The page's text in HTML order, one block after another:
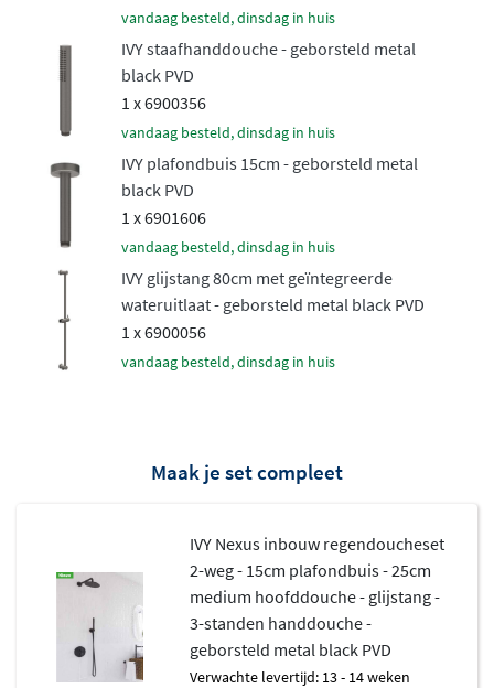
tussen bevestiging via een wandarm of plafondbuis in
verschillende lengtes. Zo creëer je een doucheoplossing
die perfect past bij jouw badkamer en douchebeleving.
Compleet met handdouche en
doucheslang
De set wordt geleverd met een
verkrijgbaar als staafmodel of als 3-standen
handdouche voor extra flexibiliteit. Ook de doucheslang
van 150 cm is inbegrepen, zodat je direct na montage
kunt genieten van een heerlijke douchebeurt. Optioneel
kun je kiezen voor een glijstang, waarmee je de hoogte
en afgewerkt met een glanzende chromen laag.
Dit zorgt niet alleen voor een stijlvolle uitstraling, maar
ook voor langdurige duurzaamheid en eenvoudig
onderhoud. De set beschikt over het Belgaqua
keurmerk, wat staat voor betrouwbare kwaliteit en
vandaag besteld, dinsdag in huis
IVY staafhanddouche - geborsteld metal
black PVD
1 x 6900356
vandaag besteld, dinsdag in huis
IVY plafondbuis 15cm - geborsteld metal
black PVD
1 x 6901606
vandaag besteld, dinsdag in huis
IVY glijstang 80cm met geïntegreerde
wateruitlaat - geborsteld metal black PVD
1 x 6900056
vandaag besteld, dinsdag in huis
Maak je set compleet
IVY Nexus inbouw regendoucheset
2-weg - 15cm plafondbuis - 25cm
medium hoofddouche - glijstang -
3-standen handdouche -
geborsteld metal black PVD
Verwachte levertijd: 13 - 14 weken